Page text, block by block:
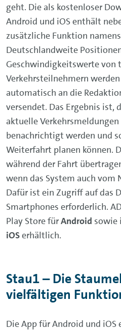
geht. Die als kostenloser
Android und iOS enthält
zusätzliche Funktion namens
Deutschlandweite
Geschwindigkeitswerte von
Verkehrsteilnehmern
automatisch an die
versendet. Das Ergebnis ist,
aktuelle
benachrichtigt werden und
Weiterfahrt planen können.
während der Fahrt
wenn das System auch
Dafür ist ein Zugriff auf das
Smartphones erforderlich.
Play Store fürAndroid sowie
iOSerhältlich.
Stau1 – Die
vielfältigen
Die App für Android und